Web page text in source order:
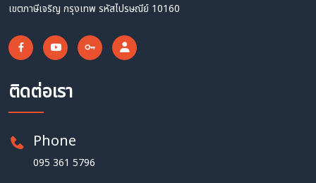
เขตภาษีเจริญ กรุงเทพ รหัสไปรษณีย์ 10160
ติดต่อเรา
Phone
095 361 5796